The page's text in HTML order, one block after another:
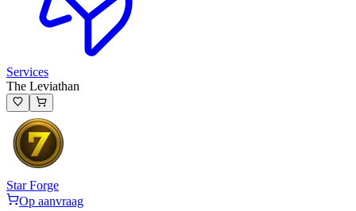
Services
The Leviathan
Star Forge
Op aanvraag